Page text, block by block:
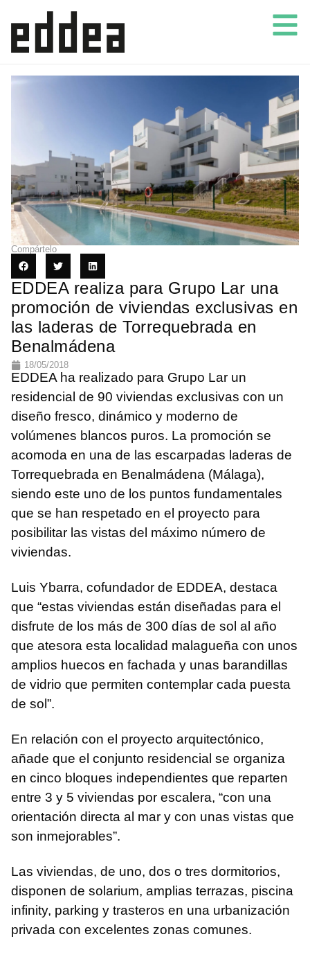
Compártelo
EDDEA realiza para Grupo Lar una
promoción de viviendas exclusivas en
las laderas de Torrequebrada en
Benalmádena
18/05/2018
EDDEA ha realizado para Grupo Lar un
residencial de 90 viviendas exclusivas con un
diseño fresco, dinámico y moderno de
volúmenes blancos puros. La promoción se
acomoda en una de las escarpadas laderas de
Torrequebrada en Benalmádena (Málaga),
siendo este uno de los puntos fundamentales
que se han respetado en el proyecto para
posibilitar las vistas del máximo número de
viviendas.
Luis Ybarra, cofundador de EDDEA, destaca
que “estas viviendas están diseñadas para el
disfrute de los más de 300 días de sol al año
que atesora esta localidad malagueña con unos
amplios huecos en fachada y unas barandillas
de vidrio que permiten contemplar cada puesta
de sol”.
En relación con el proyecto arquitectónico,
añade que el conjunto residencial se organiza
en cinco bloques independientes que reparten
entre 3 y 5 viviendas por escalera, “con una
orientación directa al mar y con unas vistas que
son inmejorables”.
Las viviendas, de uno, dos o tres dormitorios,
disponen de solarium, amplias terrazas, piscina
infinity, parking y trasteros en una urbanización
privada con excelentes zonas comunes.